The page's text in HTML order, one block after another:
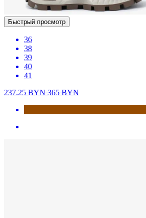
Быстрый просмотр
36
38
39
40
41
237.25 BYN365BYN